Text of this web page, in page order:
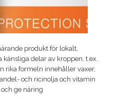
produkt för lokalt,
känsliga delar av kroppen, t.ex.
rika formeln innehåller vaxer,
och ricinolja och vitamin
ge näring